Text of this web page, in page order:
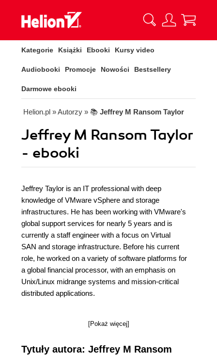
Kategorie Książki Ebooki Kursy video
Audiobooki Promocje Nowości Bestsellery
Darmowe ebooki
Helion.pl » Autorzy » 📚 Jeffrey M Ransom Taylor
Jeffrey M Ransom Taylor
- ebooki
Jeffrey Taylor is an IT professional with deep
knowledge of VMware vSphere and storage
infrastructures. He has been working with VMware's
global support services for nearly 5 years and is
currently a staff engineer with a focus on Virtual
SAN and storage infrastructure. Before his current
role, he worked on a variety of software platforms for
a global financial processor, with an emphasis on
Unix/Linux midrange systems and mission-critical
distributed applications.
[Pokaż więcej]
Tytuły autora: Jeffrey M Ransom